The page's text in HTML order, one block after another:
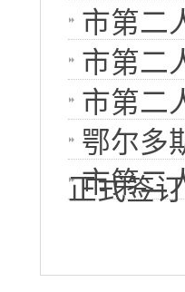
市第二
市第二
市第二
鄂尔多
正式签
市第二